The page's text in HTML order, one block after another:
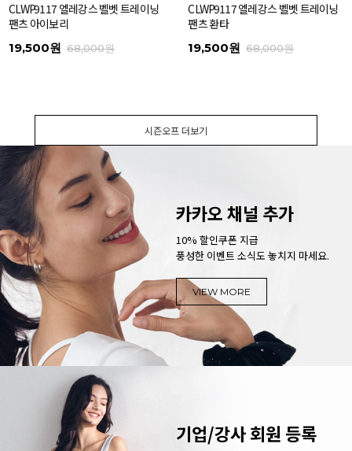
CLWP9117 엘레강스 벨벳 트레이닝
팬츠 아이보리
19,500원 68,000원
CLWP9117 엘레강스 벨벳 트레이닝
팬츠 환타
19,500원 68,000원
시즌오프 더보기
카카오 채널 추가
10% 할인쿠폰 지급
풍성한 이벤트 소식도 놓치지 마세요.
VIEW MORE
기업/강사 회원 등록